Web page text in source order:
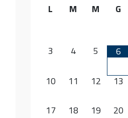
L M M G
3 4 5 6
10 11 12 13
17 18 19 20